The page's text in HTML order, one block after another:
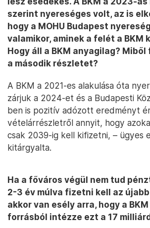
szerint nyereséges volt, az is
hogy a MOHU Budapest
valamikor, aminek a felét a BKM
Hogy áll a BKM anyagilag?
a második részletet?
A BKM a 2021-es alakulása óta
zárjuk a 2024-et és a Budapesti
ben is pozitív adózott eredményt
vételárrészletről annyit, hogy
csak 2039-ig kell kifizetni, – ügyes
kitárgyalta.
Ha a főváros végül nem tud
2-3 év múlva fizetni kell az
akkor van esély arra, hogy a
forrásból intézze ezt a 17